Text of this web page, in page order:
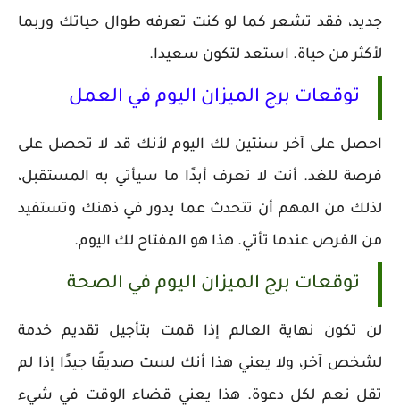
جديد، فقد تشعر كما لو كنت تعرفه طوال حياتك وربما
لأكثر من حياة. استعد لتكون سعيدا.
توقعات برج الميزان اليوم في العمل
احصل على آخر سنتين لك اليوم لأنك قد لا تحصل على
فرصة للغد. أنت لا تعرف أبدًا ما سيأتي به المستقبل،
لذلك من المهم أن تتحدث عما يدور في ذهنك وتستفيد
من الفرص عندما تأتي. هذا هو المفتاح لك اليوم.
توقعات برج الميزان اليوم في الصحة
لن تكون نهاية العالم إذا قمت بتأجيل تقديم خدمة
لشخص آخر، ولا يعني هذا أنك لست صديقًا جيدًا إذا لم
تقل نعم لكل دعوة. هذا يعني قضاء الوقت في شيء